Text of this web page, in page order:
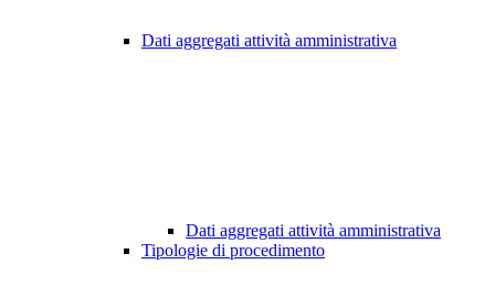
Dati aggregati attività amministrativa
Dati aggregati attività amministrativa
Tipologie di procedimento